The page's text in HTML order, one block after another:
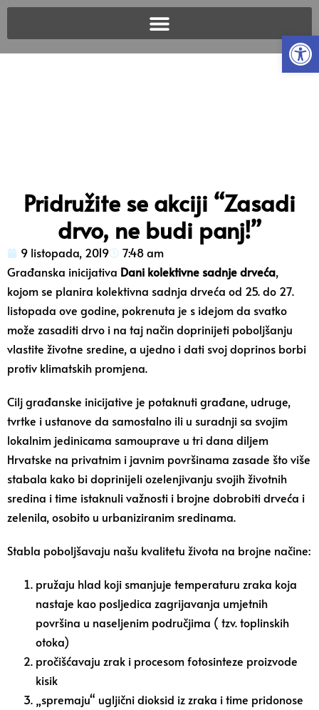
Pridružite se akciji “Zasadi
drvo, ne budi panj!”
9 listopada, 2019
7:48 am
Građanska inicijativa Dani kolektivne sadnje drveća,
kojom se planira kolektivna sadnja drveća od 25. do 27.
listopada ove godine, pokrenuta je s idejom da svatko
može zasaditi drvo i na taj način doprinijeti poboljšanju
vlastite životne sredine, a ujedno i dati svoj doprinos borbi
protiv klimatskih promjena.
Cilj građanske inicijative je potaknuti građane, udruge,
tvrtke i ustanove da samostalno ili u suradnji sa svojim
lokalnim jedinicama samouprave u tri dana diljem
Hrvatske na privatnim i javnim površinama zasade što više
stabala kako bi doprinijeli ozelenjivanju svojih životnih
sredina i time istaknuli važnosti i brojne dobrobiti drveća i
zelenila, osobito u urbaniziranim sredinama.
Stabla poboljšavaju našu kvalitetu života na brojne načine:
pružaju hlad koji smanjuje temperaturu zraka koja
nastaje kao posljedica zagrijavanja umjetnih
površina u naseljenim područjima ( tzv. toplinskih
otoka)
pročišćavaju zrak i procesom fotosinteze proizvode
kisik
„spremaju“ ugljični dioksid iz zraka i time pridonose